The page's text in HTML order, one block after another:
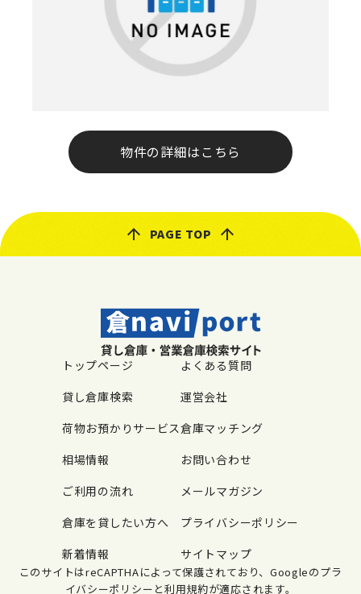
物件の詳細はこちら
PAGE TOP
トップページ
貸し倉庫検索
荷物お預かりサービス
相場情報
ご利用の流れ
倉庫を貸したい方へ
新着情報
よくある質問
運営会社
倉庫マッチング
お問い合わせ
メールマガジン
プライバシーポリシー
サイトマップ
このサイトはreCAPTHAによって保護されており、Googleのプラ
イバシーポリシーと利用規約が適応されます。